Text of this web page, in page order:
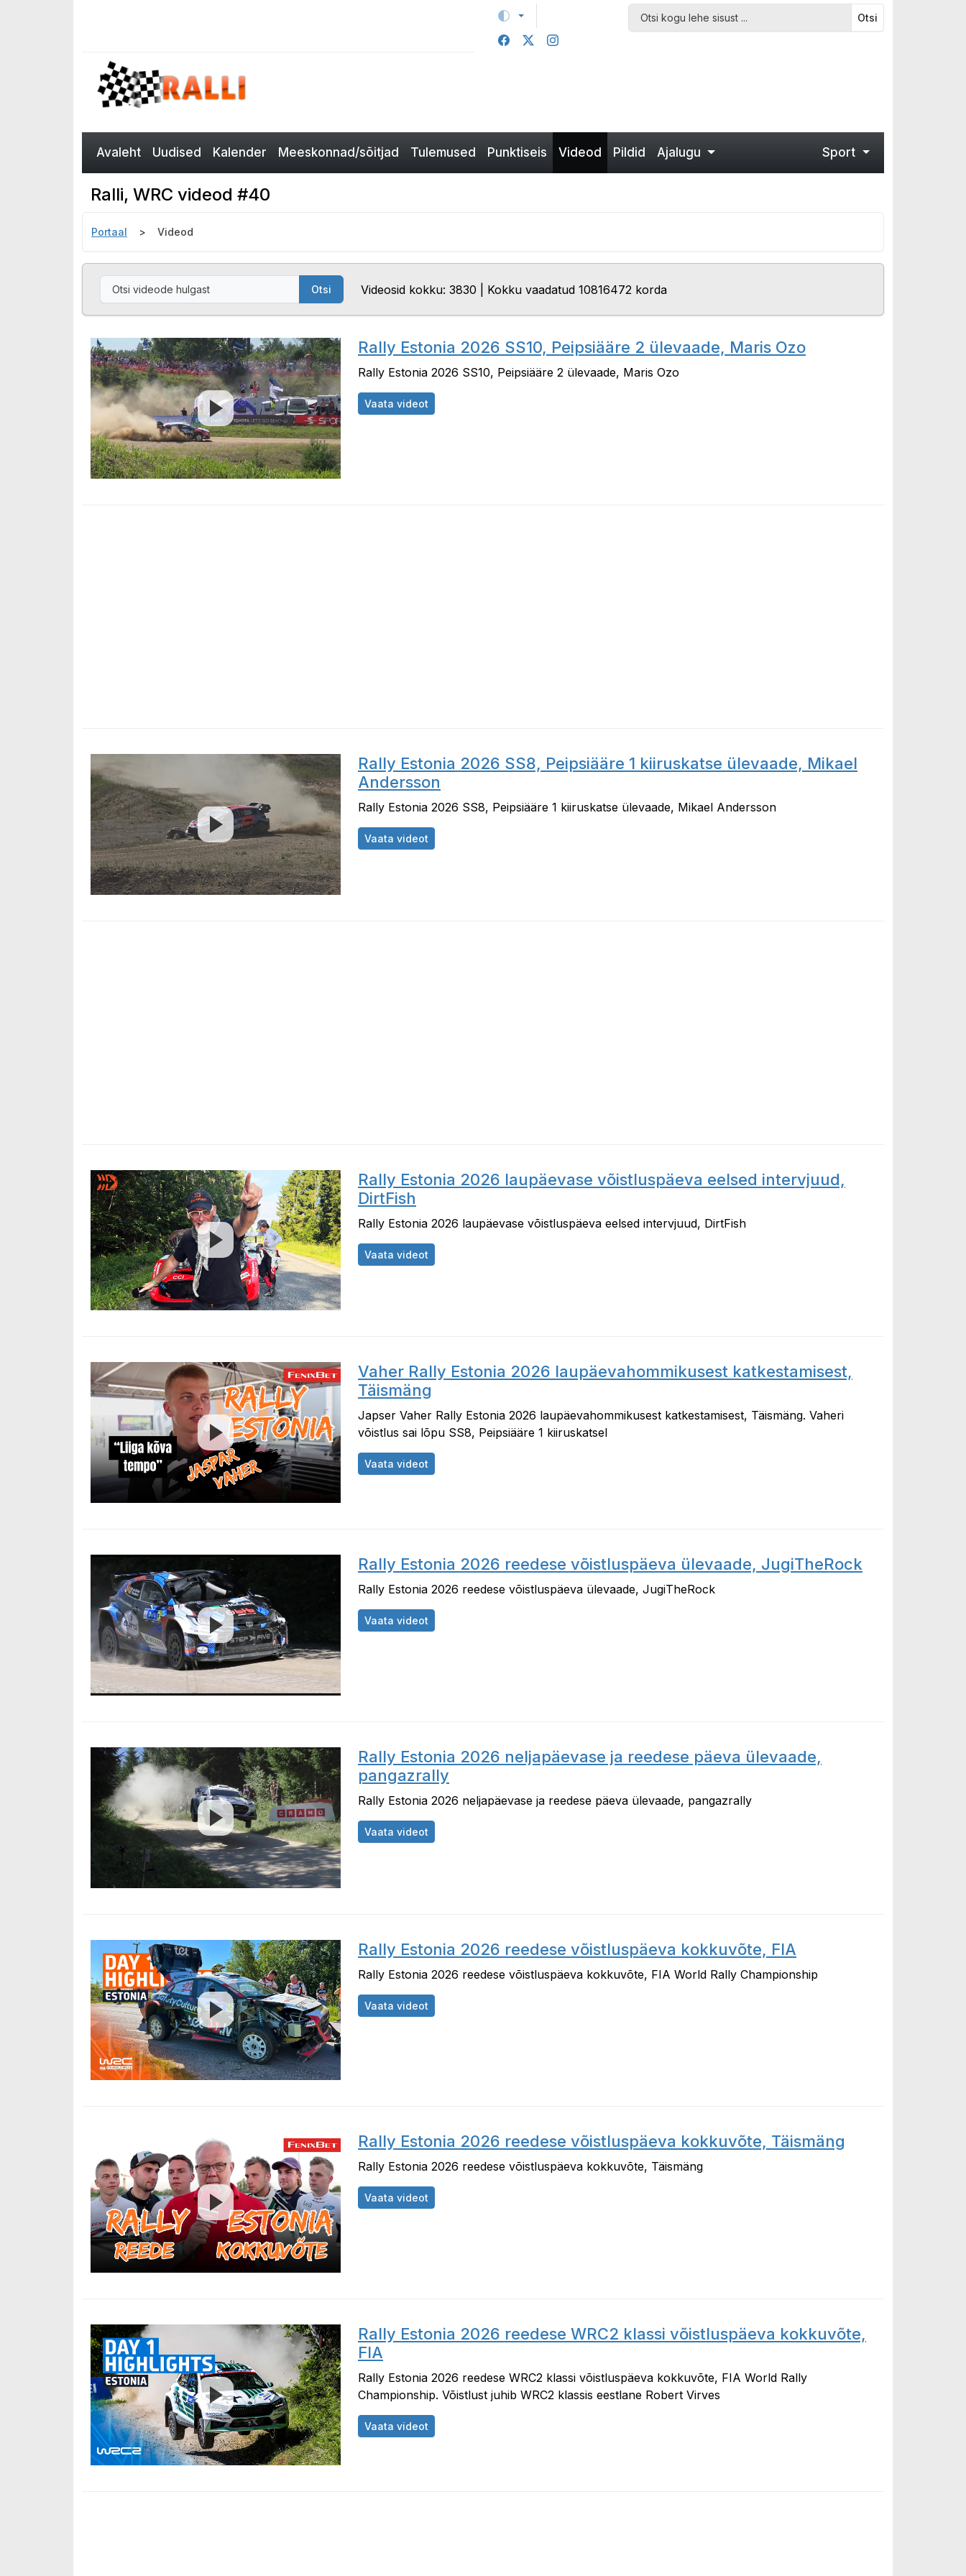
Otsi
Avaleht Uudised Kalender Meeskonnad/sõitjad Tulemused Punktiseis Videod Pildid Ajalugu Sport
Ralli, WRC videod #40
Portaal Videod
Otsi Videosid kokku: 3830 | Kokku vaadatud 10816472 korda
Rally Estonia 2026 SS10, Peipsiääre 2 ülevaade, Maris Ozo
Rally Estonia 2026 SS10, Peipsiääre 2 ülevaade, Maris Ozo
Vaata videot
Rally Estonia 2026 SS8, Peipsiääre 1 kiiruskatse ülevaade, Mikael
Andersson
Rally Estonia 2026 SS8, Peipsiääre 1 kiiruskatse ülevaade, Mikael Andersson
Vaata videot
Rally Estonia 2026 laupäevase võistluspäeva eelsed intervjuud,
DirtFish
Rally Estonia 2026 laupäevase võistluspäeva eelsed intervjuud, DirtFish
Vaata videot
Vaher Rally Estonia 2026 laupäevahommikusest katkestamisest,
Täismäng
Japser Vaher Rally Estonia 2026 laupäevahommikusest katkestamisest, Täismäng. Vaheri
võistlus sai lõpu SS8, Peipsiääre 1 kiiruskatsel
Vaata videot
Rally Estonia 2026 reedese võistluspäeva ülevaade, JugiTheRock
Rally Estonia 2026 reedese võistluspäeva ülevaade, JugiTheRock
Vaata videot
Rally Estonia 2026 neljapäevase ja reedese päeva ülevaade,
pangazrally
Rally Estonia 2026 neljapäevase ja reedese päeva ülevaade, pangazrally
Vaata videot
Rally Estonia 2026 reedese võistluspäeva kokkuvõte, FIA
Rally Estonia 2026 reedese võistluspäeva kokkuvõte, FIA World Rally Championship
Vaata videot
Rally Estonia 2026 reedese võistluspäeva kokkuvõte, Täismäng
Rally Estonia 2026 reedese võistluspäeva kokkuvõte, Täismäng
Vaata videot
Rally Estonia 2026 reedese WRC2 klassi võistluspäeva kokkuvõte,
FIA
Rally Estonia 2026 reedese WRC2 klassi võistluspäeva kokkuvõte, FIA World Rally
Championship. Võistlust juhib WRC2 klassis eestlane Robert Virves
Vaata videot